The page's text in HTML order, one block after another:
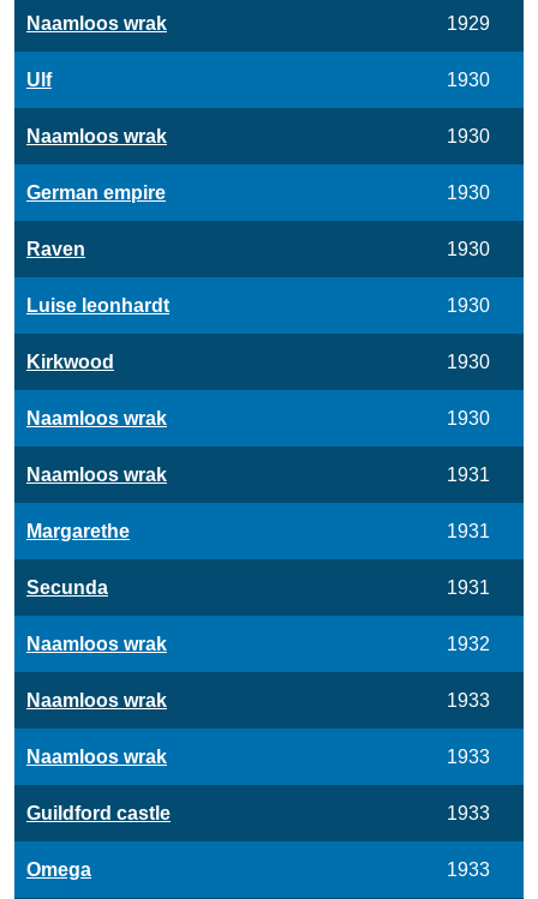
Naamloos wrak 1929
Ulf 1930
Naamloos wrak 1930
German empire 1930
Raven 1930
Luise leonhardt 1930
Kirkwood 1930
Naamloos wrak 1930
Naamloos wrak 1931
Margarethe 1931
Secunda 1931
Naamloos wrak 1932
Naamloos wrak 1933
Naamloos wrak 1933
Guildford castle 1933
Omega 1933